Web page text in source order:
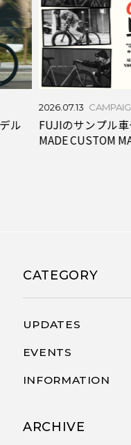
2026.07.10
FEATHER CX+の
「MILESDOVES」
CATEGORY
UPDATES
EVENTS
INFORMATION
ARCHIVE